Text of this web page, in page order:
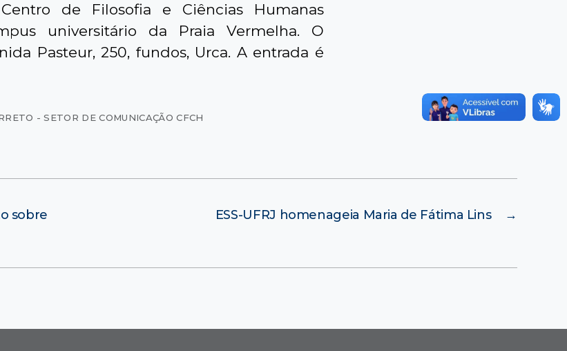
de Filosofia e Ciências Humanas
universitário da Praia Vermelha. O
Pasteur, 250, fundos, Urca. A entrada é
- SETOR DE COMUNICAÇÃO CFCH
sobre
→
ESS-UFRJ homenageia Maria de Fátima Lins